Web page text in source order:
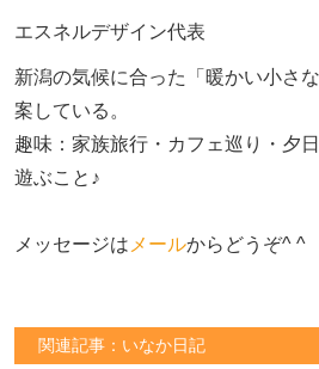
エスネルデザイン代表
新潟の気候に合った「暖かい小さ
案している。
趣味：家族旅行・カフェ巡り・夕
遊ぶこと♪
メッセージは メールからどうぞ^ ^
関連記事：いなか日記